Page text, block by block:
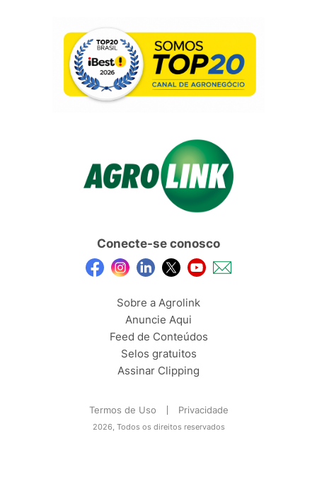
Conecte-se conosco
Sobre a Agrolink
Anuncie Aqui
Feed de Conteúdos
Selos gratuitos
Assinar Clipping
Termos de Uso Privacidade
2026, Todos os direitos reservados